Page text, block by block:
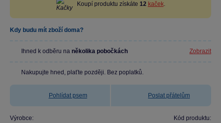
Koupí produktu získáte 12 kaček.
Kdy budu mít zboží doma?
Ihned k odběru na několika pobočkách Zobrazit
Nakupujte hned, plaťte později. Bez poplatků.
Pohlídat psem Poslat přátelům
Výrobce:
Kód produktu: